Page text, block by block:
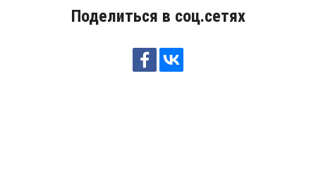
Поделиться в соц.сетях